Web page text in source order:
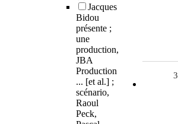
Jacques
Bidou
présente ;
une
production,
JBA
Production
... [et al.] ;
scénario,
Raoul
Peck,
3